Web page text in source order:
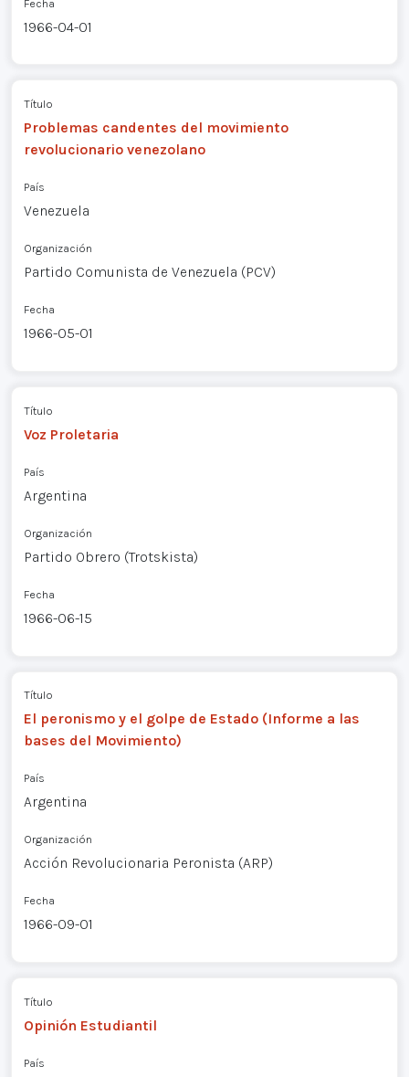
Fecha
1966-04-01
Título
Problemas candentes del movimiento
revolucionario venezolano
País
Venezuela
Organización
Partido Comunista de Venezuela (PCV)
Fecha
1966-05-01
Título
Voz Proletaria
País
Argentina
Organización
Partido Obrero (Trotskista)
Fecha
1966-06-15
Título
El peronismo y el golpe de Estado (Informe a las
bases del Movimiento)
País
Argentina
Organización
Acción Revolucionaria Peronista (ARP)
Fecha
1966-09-01
Título
Opinión Estudiantil
País